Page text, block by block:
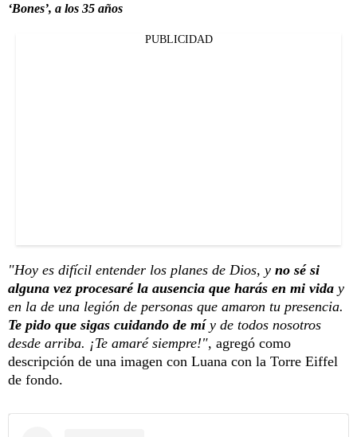
‘Bones’, a los 35 años
PUBLICIDAD
"Hoy es difícil entender los planes de Dios, y no sé si
alguna vez procesaré la ausencia que harás en mi vida y
en la de una legión de personas que amaron tu presencia.
Te pido que sigas cuidando de mí y de todos nosotros
desde arriba. ¡Te amaré siempre!", agregó como
descripción de una imagen con Luana con la Torre Eiffel
de fondo.